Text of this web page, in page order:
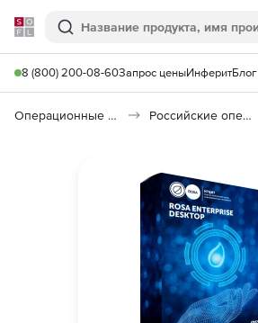
Softline
Поиск
8 (800) 200-08-60Запрос ценыИнферитБлог
Операционные системы Российские операционные системы (Импортозамещение)